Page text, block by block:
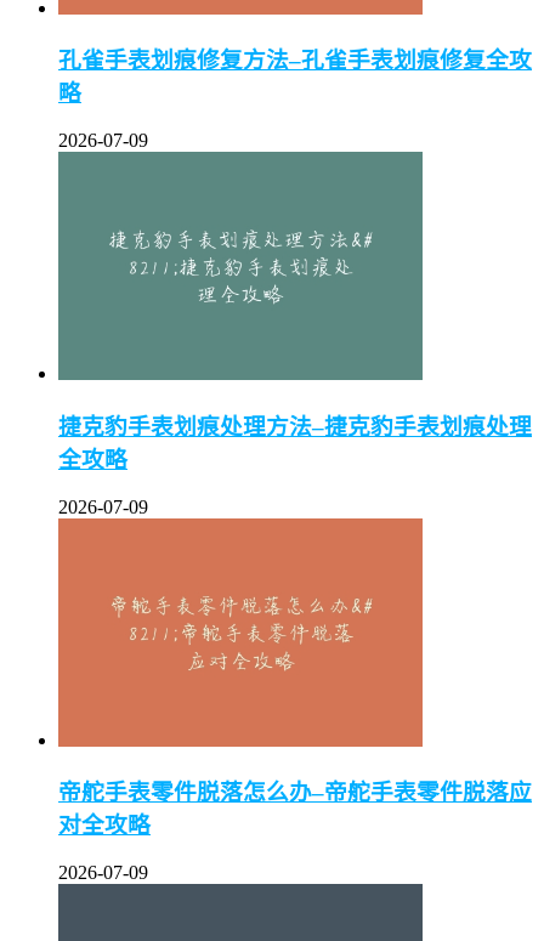
孔雀手表划痕修复方法–孔雀手表划痕修复全攻
略
2026-07-09
捷克豹手表划痕处理方法–捷克豹手表划痕处理
全攻略
2026-07-09
帝舵手表零件脱落怎么办–帝舵手表零件脱落应
对全攻略
2026-07-09